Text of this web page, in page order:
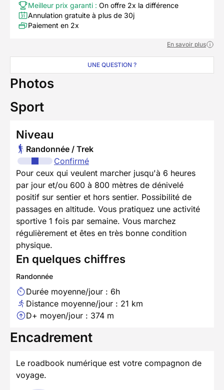
Meilleur prix garanti : On offre 2x la différence
Annulation gratuite à plus de 30j
Paiement en 2x
En savoir plus
UNE QUESTION ?
Photos
Sport
Niveau
Randonnée / Trek
Confirmé
Pour ceux qui veulent marcher jusqu'à 6 heures
par jour et/ou 600 à 800 mètres de dénivelé
positif sur sentier et hors sentier. Possibilité de
passages en altitude. Vous pratiquez une activité
sportive 1 fois par semaine. Vous marchez
régulièrement et êtes en très bonne condition
physique.
En quelques chiffres
Randonnée
Durée moyenne/jour : 6h
Distance moyenne/jour : 21 km
D+ moyen/jour : 374 m
Encadrement
Le roadbook numérique est votre compagnon de
voyage.